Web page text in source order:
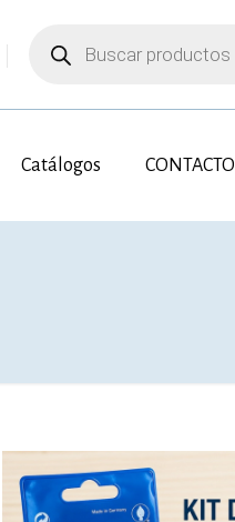
productos
Catálogos CONTACTO